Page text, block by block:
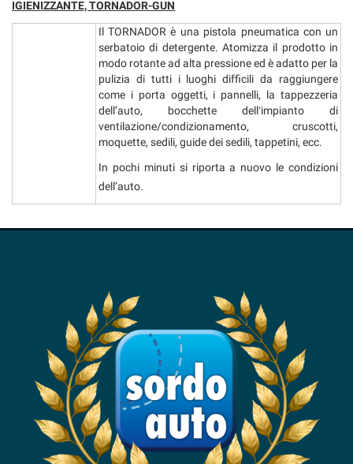
IGIENIZZANTE, TORNADOR-GUN
Il TORNADOR è una pistola pneumatica con un
serbatoio di detergente. Atomizza il prodotto in
modo rotante ad alta pressione ed è adatto per la
pulizia di tutti i luoghi difficili da raggiungere
come i porta oggetti, i pannelli, la tappezzeria
dell’auto, bocchette dellʻimpianto di
ventilazione/condizionamento, cruscotti,
moquette, sedili, guide dei sedili, tappetini, ecc.
In pochi minuti si riporta a nuovo le condizioni
dell’auto.